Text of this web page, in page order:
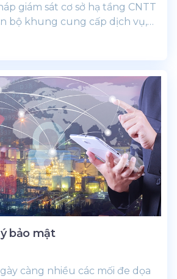
giám sát cơ sở hạ tầng CNTT
bộ khung cung cấp dịch vụ,
bảo mật
càng nhiều các mối đe dọa